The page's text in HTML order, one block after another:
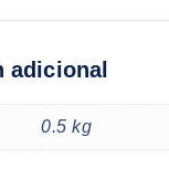
adicional
0.5 kg